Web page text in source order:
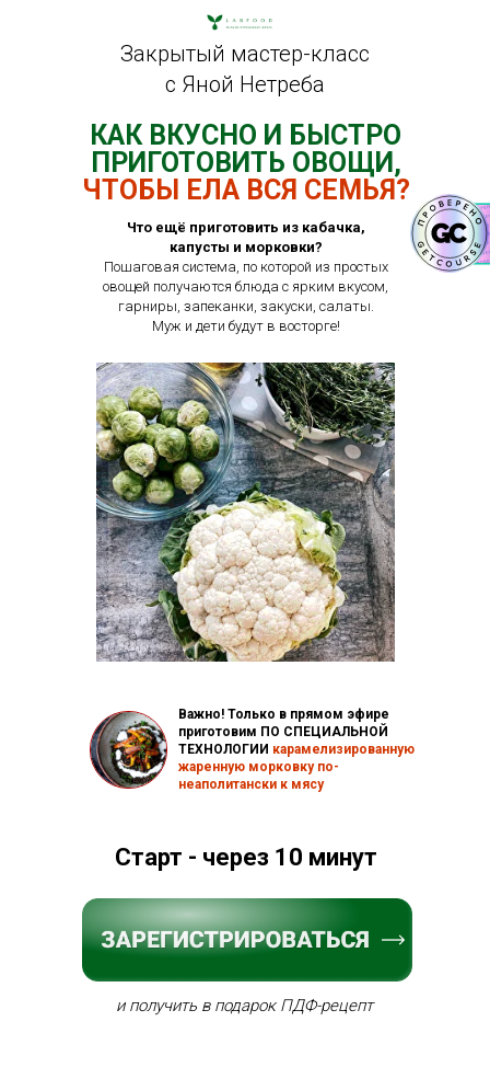
Что ещё приготовить из кабачка,
капусты и морковки?
Пошаговая система, по которой из простых
овощей получаются блюда с ярким вкусом,
гарниры, запеканки, закуски, салаты.
Муж и дети будут в восторге!
КАК ВКУСНО И БЫСТРО
ПРИГОТОВИТЬ ОВОЩИ,
ЧТОБЫ ЕЛА ВСЯ СЕМЬЯ?
Важно! Только в прямом эфире
приготовим ПО СПЕЦИАЛЬНОЙ
ТЕХНОЛОГИИ карамелизированную
жаренную морковку по-
неаполитански к мясу
Закрытый мастер-класс
с Яной Нетреба
Старт - через 10 минут
и получить в подарок ПДФ-рецепт